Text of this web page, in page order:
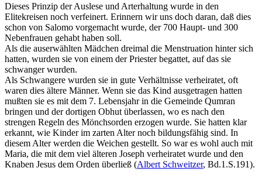
Dieses Prinzip der Auslese und Arterhaltung wurde in den
Elitekreisen noch verfeinert. Erinnern wir uns doch daran, daß dies
schon von Salomo vorgemacht wurde, der 700 Haupt- und 300
Nebenfrauen gehabt haben soll.
Als die auserwählten Mädchen dreimal die Menstruation hinter sich
hatten, wurden sie von einem der Priester begattet, auf das sie
schwanger wurden.
Als Schwangere wurden sie in gute Verhältnisse verheiratet, oft
waren dies ältere Männer. Wenn sie das Kind ausgetragen hatten
mußten sie es mit dem 7. Lebensjahr in die Gemeinde Qumran
bringen und der dortigen Obhut überlassen, wo es nach den
strengen Regeln des Mönchsorden erzogen wurde. Sie hatten klar
erkannt, wie Kinder im zarten Alter noch bildungsfähig sind. In
diesem Alter werden die Weichen gestellt. So war es wohl auch mit
Maria, die mit dem viel älteren Joseph verheiratet wurde und den
Knaben Jesus dem Orden überließ (Albert Schweitzer, Bd.1.S.191).